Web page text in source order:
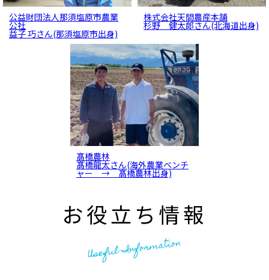
先輩インタビュー
公益財団法人那須塩原市農業
公社
益子 巧さん(那須塩原市出身)
先輩インタビュー
株式会社天間農産本舗
杉野 健太郎さん(北海道出身)
会社紹介
髙橋農林
髙橋龍太さん(海外農業ベンチ
ャー → 髙橋農林出身)
お役立ち情報
Useful Information